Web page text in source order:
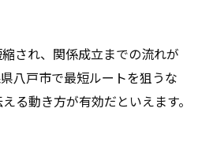
され、関係成立までの流れが
八戸市で最短ルートを狙うな
る動き方が有効だといえます。